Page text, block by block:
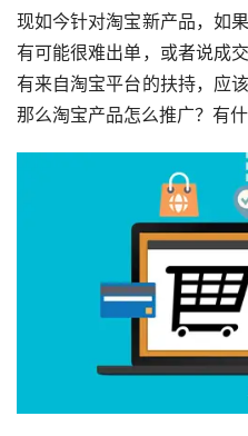
现如今针对淘宝新产品，如
有可能很难出单，或者说成
有来自淘宝平台的扶持，应
那么淘宝产品怎么推广？有